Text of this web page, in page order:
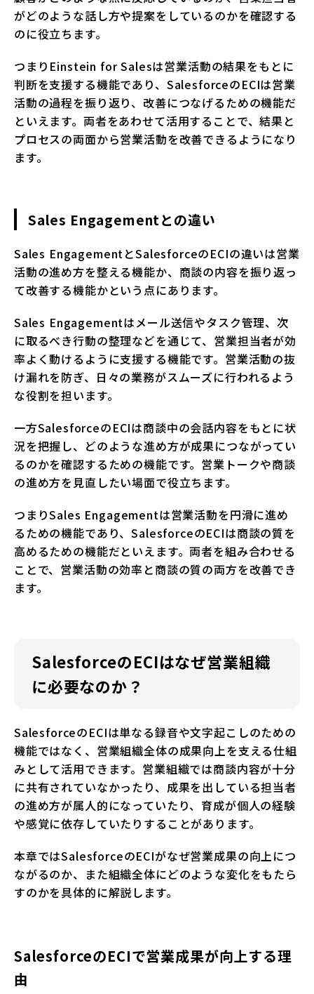
がどのような話し方や提案をしているのかを確認する
のに役立ちます。
つまりEinstein for Salesは営業活動の結果をもとに
判断を支援する機能であり、SalesforceのECIは営業
活動の過程を振り返り、改善につなげるための機能だ
といえます。両者をあわせて活用することで、結果と
プロセスの両面から営業活動を改善できるようになり
ます。
Sales Engagementとの違い
Sales EngagementとSalesforceのECIの違いは営業
活動の進め方を整える機能か、商談の内容を振り返っ
て改善する機能かという点にあります。
Sales Engagementはメール送信やタスク管理、次
に取るべき行動の整理などを通じて、営業担当者が効
率よく動けるように支援する機能です。営業活動の抜
け漏れを防ぎ、日々の業務がスムーズに行われるよう
な役割を担います。
一方SalesforceのECIは商談中の会話内容をもとに状
況を把握し、どのような進め方が成果につながってい
るのかを確認するための機能です。営業トークや商談
の進め方を見直したい場面で役立ちます。
つまりSales Engagementは営業活動を円滑に進め
るための機能であり、SalesforceのECIは商談の質を
高めるための機能だといえます。両者を組み合わせる
ことで、営業活動の効率と商談の質の両方を改善でき
ます。
SalesforceのECIはなぜ営業組織
に必要なのか？
SalesforceのECIは単なる録音や文字起こしのための
機能ではなく、営業組織全体の成果向上を支える仕組
みとして活用できます。営業組織では商談内容が十分
に共有されていなかったり、成果を出している担当者
の進め方が属人的になっていたり、育成が個人の経験
や感覚に依存していたりすることがあります。
本章ではSalesforceのECIがなぜ営業成果の向上につ
ながるのか、また組織全体にどのような変化をもたら
すのかを具体的に解説します。
SalesforceのECIで営業成果が向上する理
由